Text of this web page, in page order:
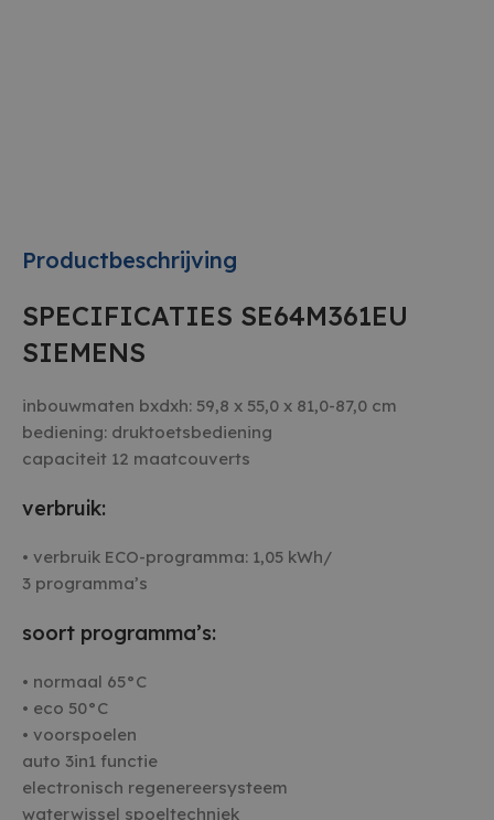
Productbeschrijving
SPECIFICATIES SE64M361EU
SIEMENS
inbouwmaten bxdxh: 59,8 x 55,0 x 81,0-87,0 cm
bediening: druktoetsbediening
capaciteit 12 maatcouverts
verbruik:
• verbruik ECO-programma: 1,05 kWh/
3 programma’s
soort programma’s:
• normaal 65°C
• eco 50°C
• voorspoelen
auto 3in1 functie
electronisch regenereersysteem
waterwissel spoeltechniek